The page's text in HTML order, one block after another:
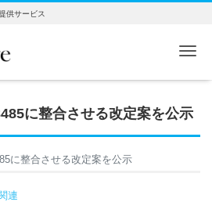
供サービス
に整合させる改定案を公示
に整合させる改定案を公示
連